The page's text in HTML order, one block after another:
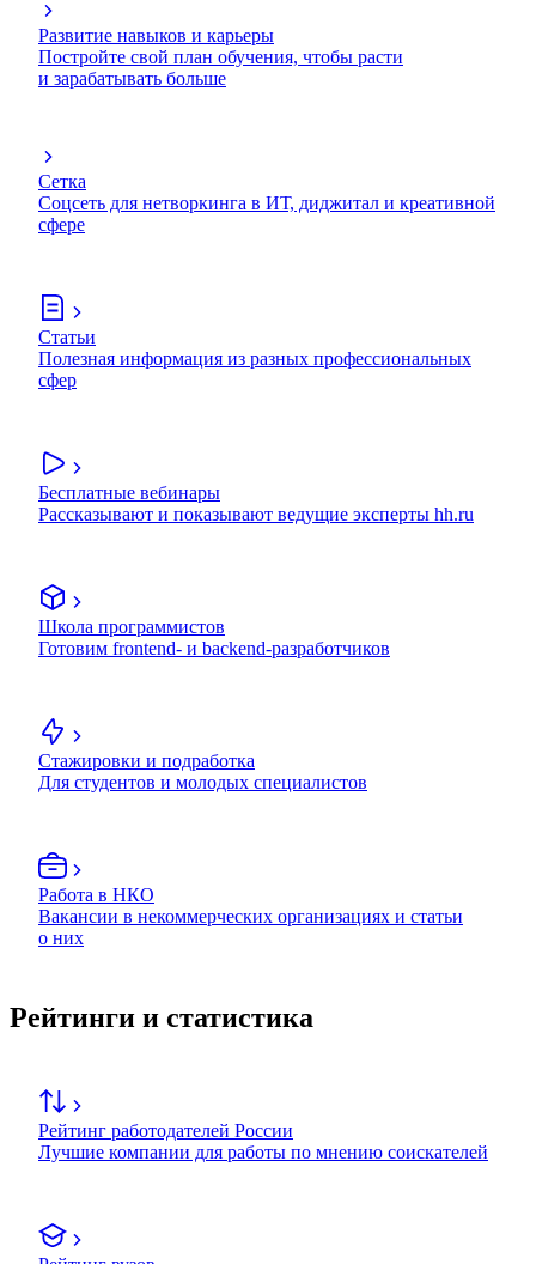
Развитие навыков и карьеры
Постройте свой план обучения, чтобы расти
и зарабатывать больше
Сетка
Соцсеть для нетворкинга в ИТ, диджитал и креативной
сфере
Статьи
Полезная информация из разных профессиональных
сфер
Бесплатные вебинары
Рассказывают и показывают ведущие эксперты hh.ru
Школа программистов
Готовим frontend- и backend-разработчиков
Стажировки и подработка
Для студентов и молодых специалистов
Работа в НКО
Вакансии в некоммерческих организациях и статьи
о них
Рейтинги и статистика
Рейтинг работодателей России
Лучшие компании для работы по мнению соискателей